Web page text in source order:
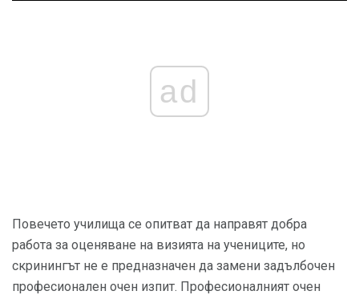
ad
Повечето училища се опитват да направят добра
работа за оценяване на визията на учениците, но
скринингът не е предназначен да замени задълбочен
професионален очен изпит. Професионалният очен